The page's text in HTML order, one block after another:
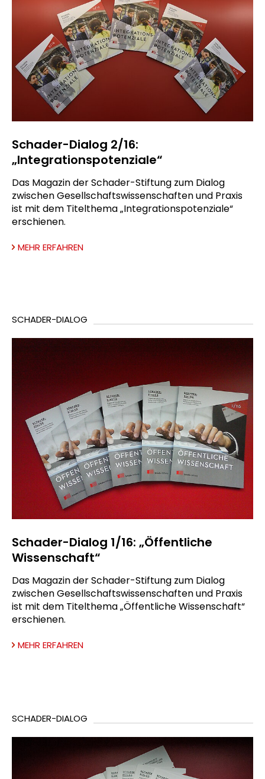
Schader-Dialog 2/16:
„Integrationspotenziale“
Das Magazin der Schader-Stiftung zum Dialog
zwischen Gesellschaftswissenschaften und Praxis
ist mit dem Titelthema „Integrationspotenziale“
erschienen.
MEHR ERFAHREN
SCHADER-DIALOG
Schader-Dialog 1/16: „Öffentliche
Wissenschaft“
Das Magazin der Schader-Stiftung zum Dialog
zwischen Gesellschaftswissenschaften und Praxis
ist mit dem Titelthema „Öffentliche Wissenschaft“
erschienen.
MEHR ERFAHREN
SCHADER-DIALOG